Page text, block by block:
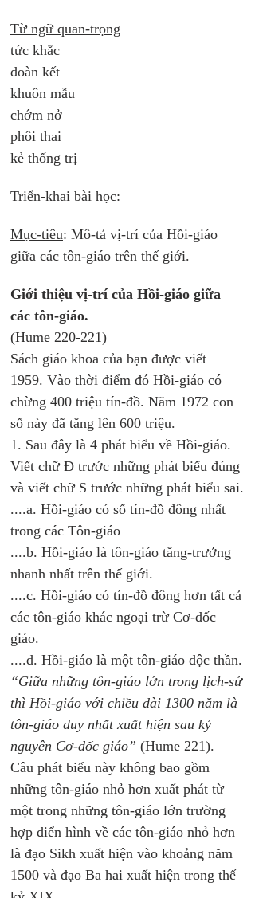
Từ ngữ quan-trọng
tức khắc
đoàn kết
khuôn mẫu
chớm nở
phôi thai
kẻ thống trị
Triển-khai bài học:
Mục-tiêu: Mô-tả vị-trí của Hồi-giáo
giữa các tôn-giáo trên thế giới.
Giới thiệu vị-trí của Hồi-giáo giữa
các tôn-giáo.
(Hume 220-221)
Sách giáo khoa của bạn được viết
1959. Vào thời điểm đó Hồi-giáo có
chừng 400 triệu tín-đồ. Năm 1972 con
số này đã tăng lên 600 triệu.
1. Sau đây là 4 phát biểu về Hồi-giáo.
Viết chữ Đ trước những phát biểu đúng
và viết chữ S trước những phát biểu sai.
....a. Hồi-giáo có số tín-đồ đông nhất
trong các Tôn-giáo
....b. Hồi-giáo là tôn-giáo tăng-trưởng
nhanh nhất trên thế giới.
....c. Hồi-giáo có tín-đồ đông hơn tất cả
các tôn-giáo khác ngoại trừ Cơ-đốc
giáo.
....d. Hồi-giáo là một tôn-giáo độc thần.
“Giữa những tôn-giáo lớn trong lịch-sử
thì Hồi-giáo với chiều dài 1300 năm là
tôn-giáo duy nhất xuất hiện sau kỷ
nguyên Cơ-đốc giáo” (Hume 221).
Câu phát biểu này không bao gồm
những tôn-giáo nhỏ hơn xuất phát từ
một trong những tôn-giáo lớn trường
hợp điển hình về các tôn-giáo nhỏ hơn
là đạo Sikh xuất hiện vào khoảng năm
1500 và đạo Ba hai xuất hiện trong thế